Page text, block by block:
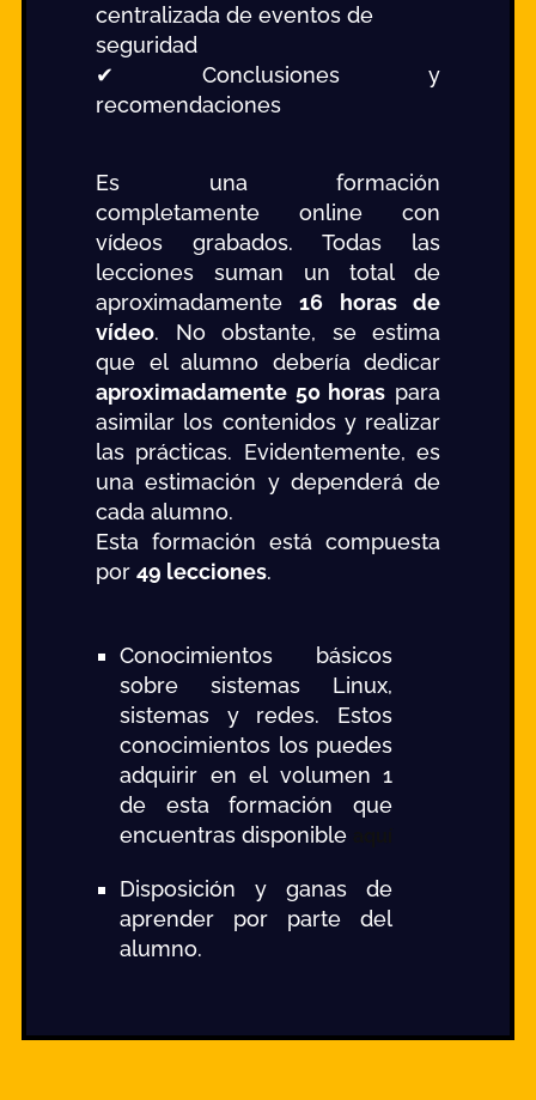
centralizada de eventos de
seguridad
✔ Conclusiones y
recomendaciones
Es una formación
completamente online con
vídeos grabados. Todas las
lecciones suman un total de
aproximadamente16 horas de
vídeo. No obstante, se estima
que el alumno debería dedicar
aproximadamente 50 horas para
asimilar los contenidos y realizar
las prácticas. Evidentemente, es
una estimación y dependerá de
cada alumno.
Esta formación está compuesta
por 49 lecciones.
Conocimientos básicos
sobre sistemas Linux,
sistemas y redes. Estos
conocimientos los puedes
adquirir en el volumen 1
de esta formación que
encuentras disponible
Disposición y ganas de
aprender por parte del
alumno.